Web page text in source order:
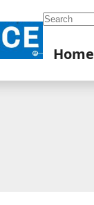
Search
Home